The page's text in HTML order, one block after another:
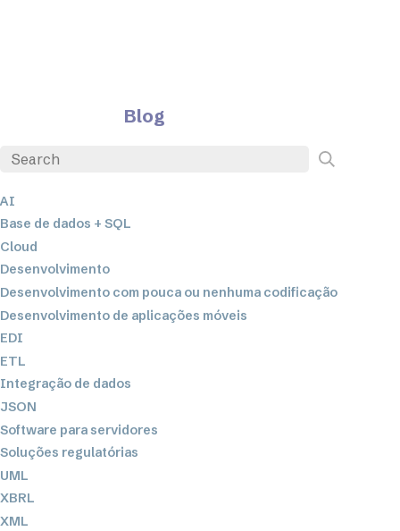
Blog
AI
Base de dados + SQL
Cloud
Desenvolvimento
Desenvolvimento com pouca ou nenhuma codificação
Desenvolvimento de aplicações móveis
EDI
ETL
Integração de dados
JSON
Software para servidores
Soluções regulatórias
UML
XBRL
XML